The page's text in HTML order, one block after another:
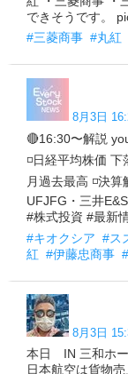
できそうです。
#三菱商事 #丸紅
8月3日
🔴16:30〜解説
◽日経平均株価
月過去最高 ◽決
UFJFG・三井
#株式投資 #最新
#キオクシア #ス
紅 #伊藤忠商事
8月3日
本日 IN 三和ホー
日本航空は貨物